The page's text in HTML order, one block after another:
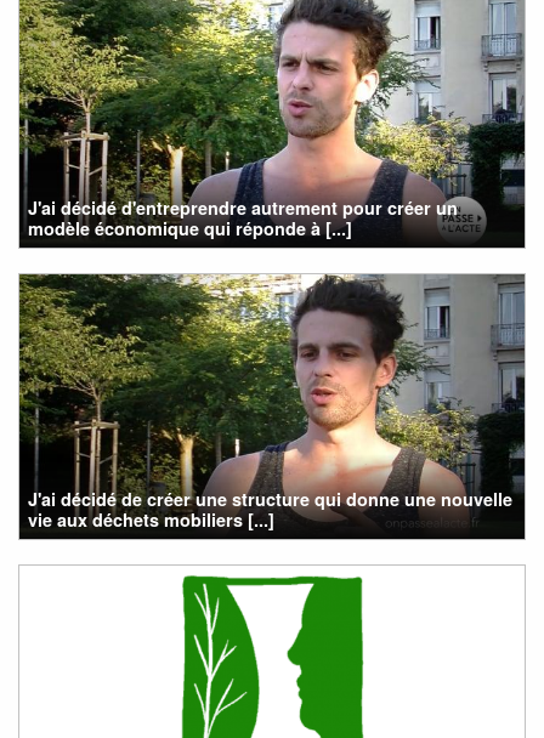
J'ai décidé d'entreprendre autrement pour créer un
modèle économique qui réponde à [...]
J'ai décidé de créer une structure qui donne une nouvelle
vie aux déchets mobiliers [...]